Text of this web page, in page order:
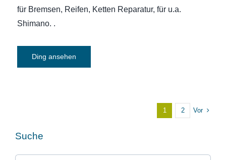
für Bremsen, Reifen, Ketten Reparatur, für u.a.
Shimano. .
Ding ansehen
1 2 Vor
Suche